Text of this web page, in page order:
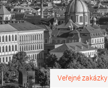
Veřejné zakázky